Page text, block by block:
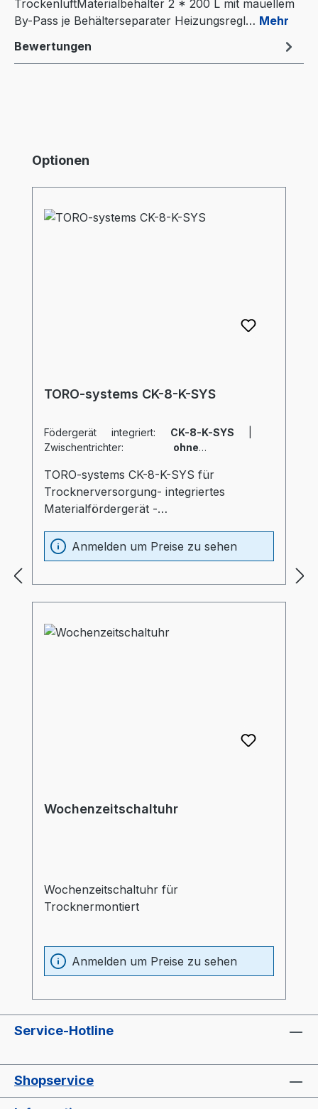
TrockenluftMaterialbehälter 2 * 200 L mit mauellem
By-Pass je Behälterseparater Heizungsregl… Mehr
Bewertungen
Produktgalerie überspringen
Optionen
TORO-systems CK-8-K-SYS
Födergerät integriert: CK-8-K-SYS
Zwischentrichter: ohne
TORO-systems CK-8-K-SYS für
Trocknerversorgung- integriertes
Materialfördergerät -
(Absenktemperatur nach eingestellter
Zeit)
Anmelden um Preise zu sehen
Wochenzeitschaltuhr
Wochenzeitschaltuhr für
Trocknermontiert
Anmelden um Preise zu sehen
Service-Hotline
Shopservice